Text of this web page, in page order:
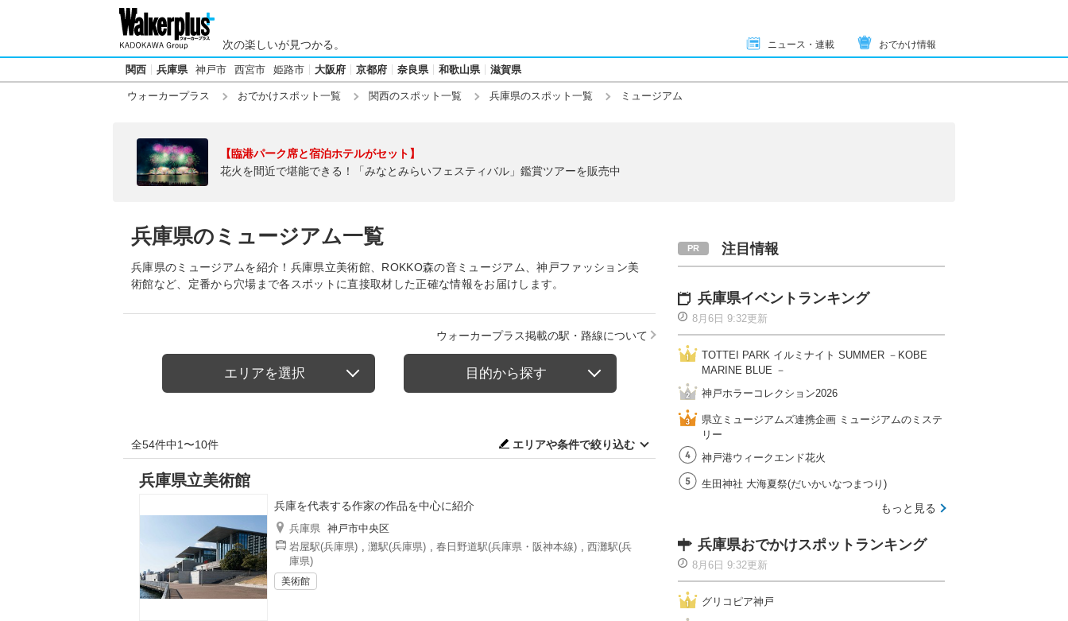
次の楽しいが見つかる。 ニュース・連載 おでかけ情報
関西 兵庫県 神戸市 西宮市 姫路市 大阪府 京都府 奈良県 和歌山県 滋賀県
ウォーカープラス おでかけスポット一覧 関西のスポット一覧 兵庫県のスポット一覧 ミュージアム
【臨港パーク席と宿泊ホテルがセット】
花火を間近で堪能できる！「みなとみらいフェスティバル」鑑賞ツアーを販売中
兵庫県のミュージアム一覧
兵庫県のミュージアムを紹介！兵庫県立美術館、ROKKO森の音ミュージアム、神戸ファッション美
術館など、定番から穴場まで各スポットに直接取材した正確な情報をお届けします。
ウォーカープラス掲載の駅・路線について
エリアを選択 目的から探す
全54件中1〜10件 エリアや条件で絞り込む
兵庫県立美術館
兵庫を代表する作家の作品を中心に紹介
兵庫県 神戸市中央区
岩屋駅(兵庫県) , 灘駅(兵庫県) , 春日野道駅(兵庫県・阪神本線) , 西灘駅(兵
庫県)
美術館
注目情報
兵庫県イベントランキング
8月6日 9:32更新
TOTTEI PARK イルミナイト SUMMER －KOBE
MARINE BLUE －
神戸ホラーコレクション2026
県立ミュージアムズ連携企画 ミュージアムのミステ
リー
神戸港ウィークエンド花火
生田神社 大海夏祭(だいかいなつまつり)
もっと見る
兵庫県おでかけスポットランキング
8月6日 9:32更新
グリコピア神戸